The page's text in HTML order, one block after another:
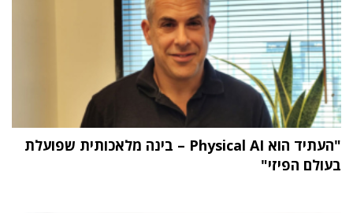
"העתיד הוא Physical AI – בינה מלאכותית שפועלת
בעולם הפיזי"